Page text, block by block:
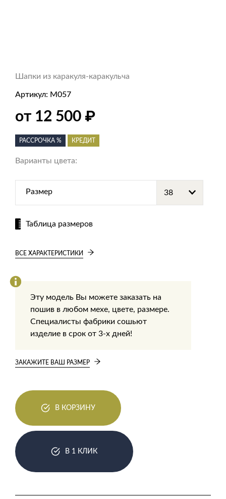
Шапки из каракуля-каракульча
Артикул: M057
от 12 500 ₽
РАССРОЧКА % КРЕДИТ
Варианты цвета:
Размер
Таблица размеров
ВСЕ ХАРАКТЕРИСТИКИ
Эту модель Вы можете заказать на
пошив в любом мехе, цвете, размере.
Специалисты фабрики сошьют
изделие в срок от 3-х дней!
ЗАКАЖИТЕ ВАШ РАЗМЕР
В КОРЗИНУ
В 1 КЛИК